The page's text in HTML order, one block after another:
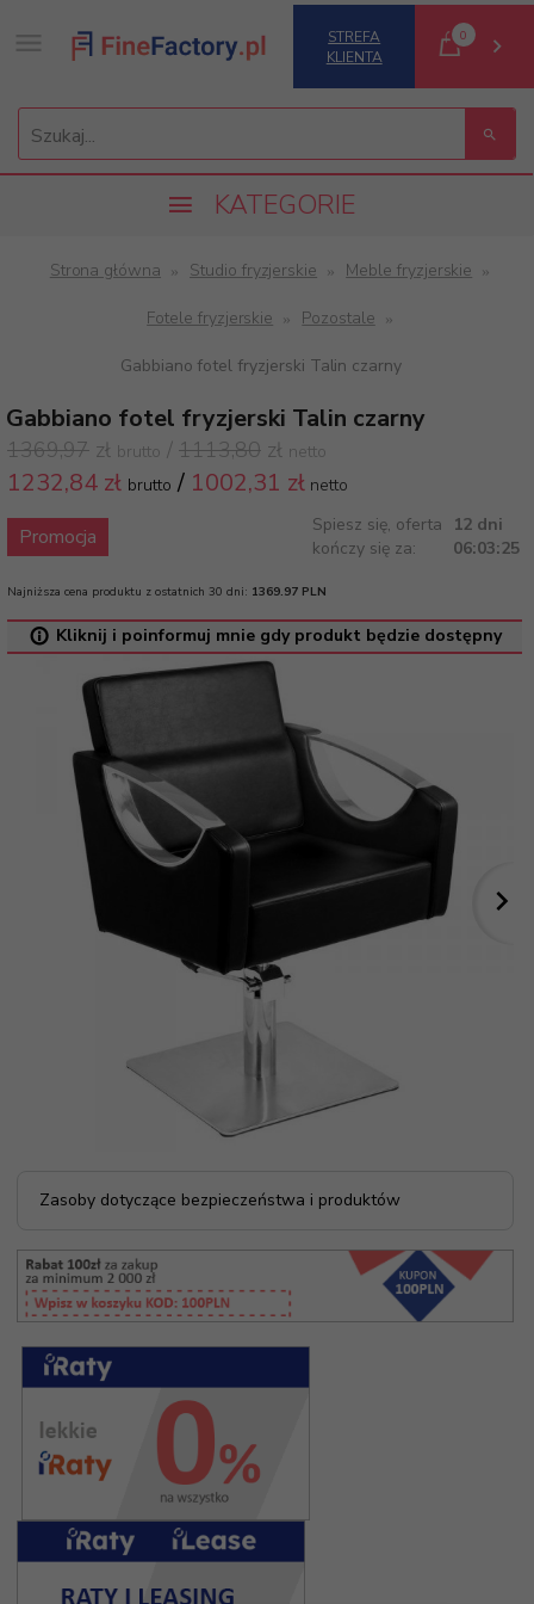
Szukaj...
STREFA
KLIENTA
0
KATEGORIE
Strona główna Studio fryzjerskie Meble fryzjerskie
Fotele fryzjerskie Pozostale
Gabbiano fotel fryzjerski Talin czarny
Gabbiano fotel fryzjerski Talin czarny
1369,97 zł brutto / 1113,80 zł netto
1232,84 zł brutto / 1002,31 zł netto
Promocja
Spiesz się, oferta
kończy się za:
12 dni
06:03:25
Najniższa cena produktu z ostatnich 30 dni: 1369.97 PLN
Kliknij i poinformuj mnie gdy produkt będzie dostępny
Zasoby dotyczące bezpieczeństwa i produktów